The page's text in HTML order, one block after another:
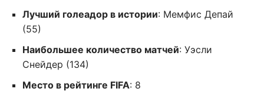
Лучший голеадор в истории: Мемфис Депай
(55)
Наибольшее количество матчей: Уэсли
Снейдер (134)
Место в рейтинге FIFA: 8